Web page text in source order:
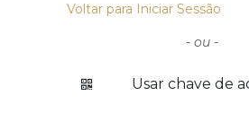
Voltar para Iniciar Sessão
- ou -
Usar chave de